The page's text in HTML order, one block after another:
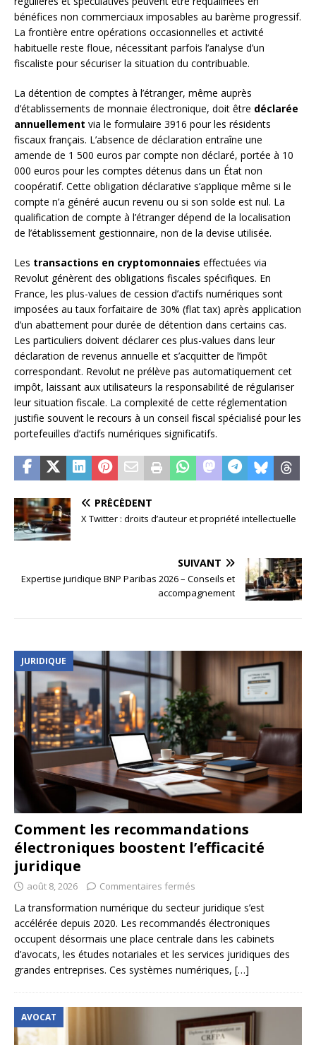
bénéfices non commerciaux imposables au barème progressif.
La frontière entre opérations occasionnelles et activité
habituelle reste floue, nécessitant parfois l’analyse d’un
fiscaliste pour sécuriser la situation du contribuable.
La détention de comptes à l’étranger, même auprès
d’établissements de monnaie électronique, doit être déclarée
annuellement via le formulaire 3916 pour les résidents
fiscaux français. L’absence de déclaration entraîne une
amende de 1 500 euros par compte non déclaré, portée à 10
000 euros pour les comptes détenus dans un État non
coopératif. Cette obligation déclarative s’applique même si le
compte n’a généré aucun revenu ou si son solde est nul. La
qualification de compte à l’étranger dépend de la localisation
de l’établissement gestionnaire, non de la devise utilisée.
Les transactions en cryptomonnaies effectuées via
Revolut génèrent des obligations fiscales spécifiques. En
France, les plus-values de cession d’actifs numériques sont
imposées au taux forfaitaire de 30% (flat tax) après application
d’un abattement pour durée de détention dans certains cas.
Les particuliers doivent déclarer ces plus-values dans leur
déclaration de revenus annuelle et s’acquitter de l’impôt
correspondant. Revolut ne prélève pas automatiquement cet
impôt, laissant aux utilisateurs la responsabilité de régulariser
leur situation fiscale. La complexité de cette réglementation
justifie souvent le recours à un conseil fiscal spécialisé pour les
portefeuilles d’actifs numériques significatifs.
PRÉCÉDENT
X Twitter : droits d’auteur et propriété intellectuelle
SUIVANT
Expertise juridique BNP Paribas 2026 – Conseils et
accompagnement
JURIDIQUE
Comment les recommandations
électroniques boostent l’efficacité
juridique
août 8, 2026 Commentaires fermés
La transformation numérique du secteur juridique s’est
accélérée depuis 2020. Les recommandés électroniques
occupent désormais une place centrale dans les cabinets
d’avocats, les études notariales et les services juridiques des
grandes entreprises. Ces systèmes numériques, […]
AVOCAT